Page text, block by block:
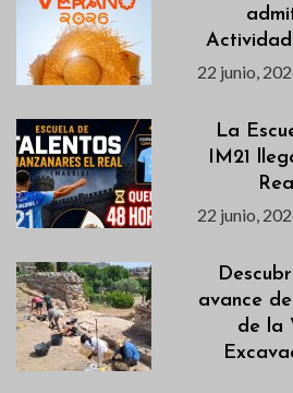
22 junio,
La
IM21
22 junio,
avance
de la